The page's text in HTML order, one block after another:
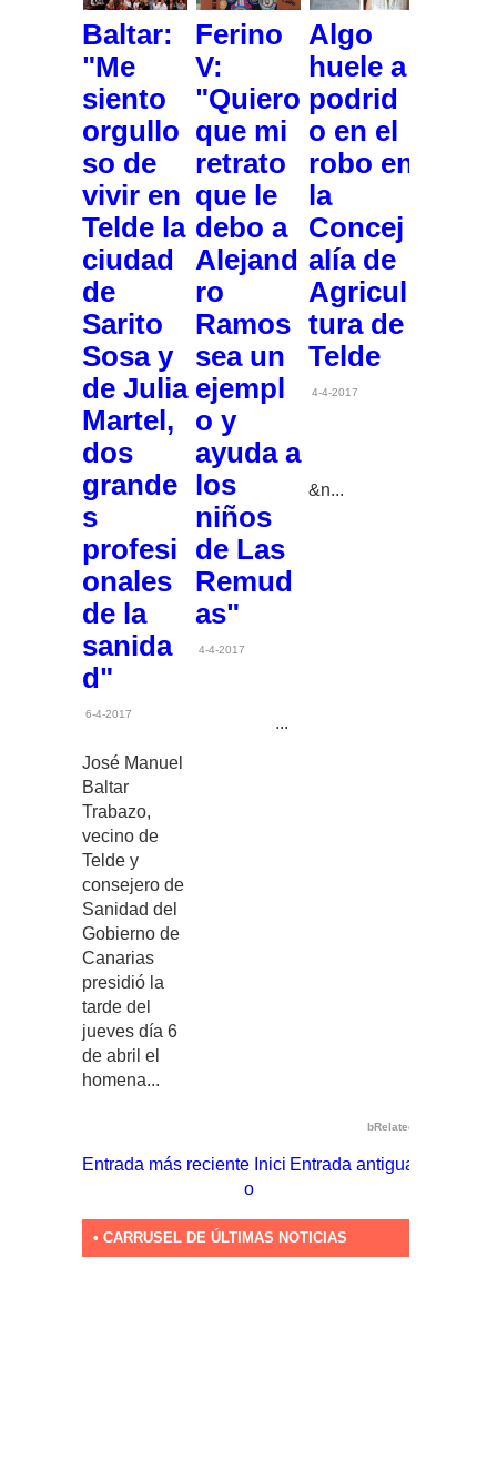
Baltar:
"Me
siento
orgullo
so de
vivir en
Telde la
ciudad
de
Sarito
Sosa y
de Julia
Martel,
dos
grande
s
profesi
onales
de la
sanida
d"
6-4-2017
José Manuel
Baltar
Trabazo,
vecino de
Telde y
consejero de
Sanidad del
Gobierno de
Canarias
presidió la
tarde del
jueves día 6
de abril el
homena...
Ferino
V:
"Quiero
que mi
retrato
que le
debo a
Alejand
ro
Ramos
sea un
ejempl
o y
ayuda a
los
niños
de Las
Remud
as"
4-4-2017
...
Algo
huele a
podrid
o en el
robo en
la
Concej
alía de
Agricul
tura de
Telde
4-4-2017
&n...
bRelated
Entrada más reciente Entrada antigua
Inici
o
• CARRUSEL DE ÚLTIMAS NOTICIAS